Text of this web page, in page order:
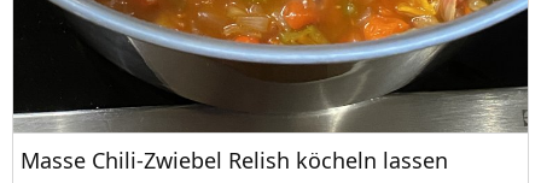
Masse Chili-Zwiebel Relish köcheln lassen